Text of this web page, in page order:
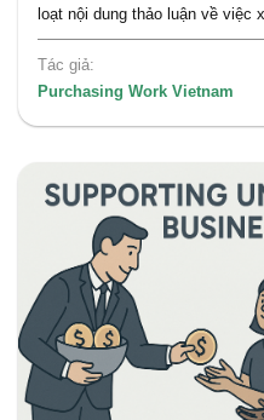
loạt nội dung thảo luận về việc
Tác giả:
Purchasing Work Vietnam